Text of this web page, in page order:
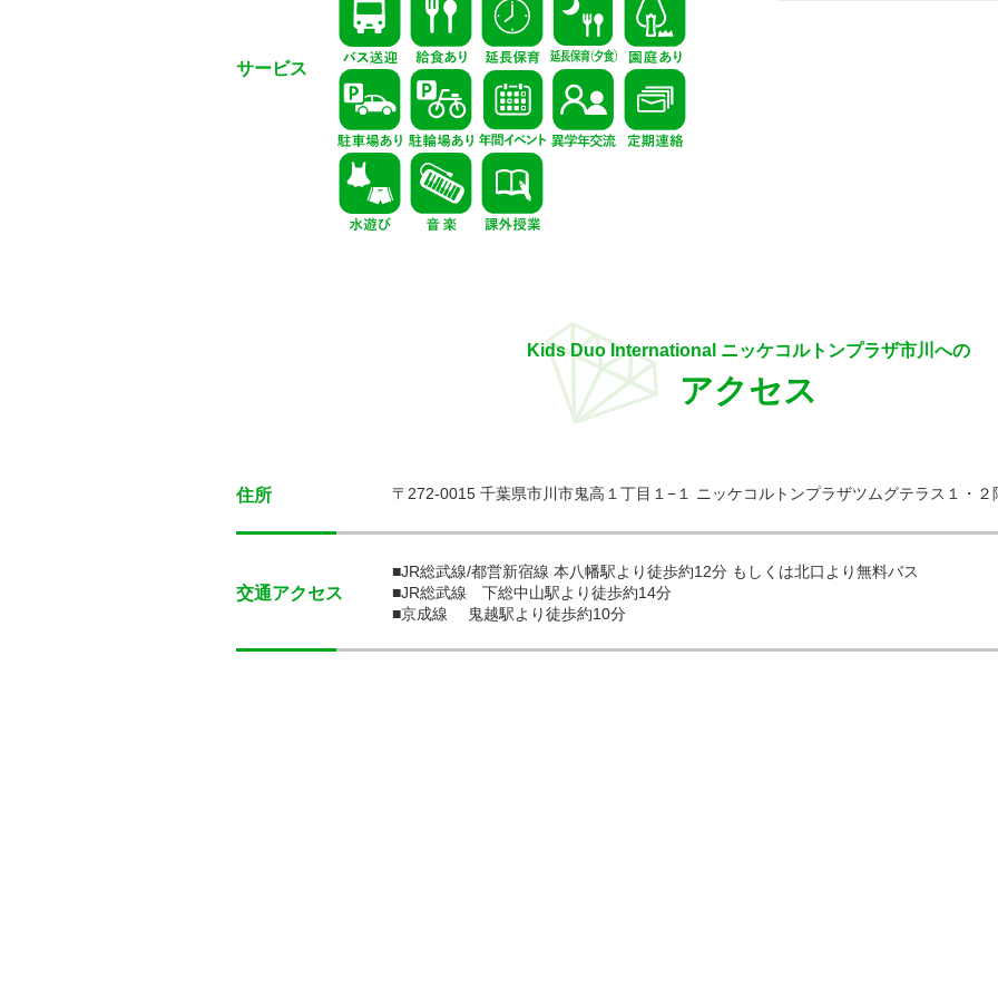
サービス
Kids Duo International ニッケコルトンプラザ市川への
アクセス
住所 〒272-0015 千葉県市川市鬼高１丁目１−１ ニッケコルトンプラザツムグテラス１・２
交通アクセス
■JR総武線/都営新宿線 本八幡駅より徒歩約12分 もしくは北口より無料バス
■JR総武線 下総中山駅より徒歩約14分
■京成線 鬼越駅より徒歩約10分